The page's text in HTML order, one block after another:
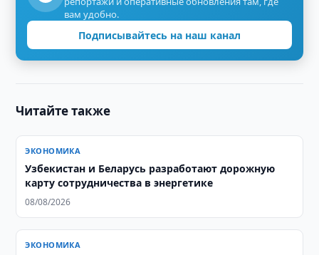
вам удобно.
Подписывайтесь на наш канал
Читайте также
ЭКОНОМИКА
Узбекистан и Беларусь разработают дорожную
карту сотрудничества в энергетике
08/08/2026
ЭКОНОМИКА